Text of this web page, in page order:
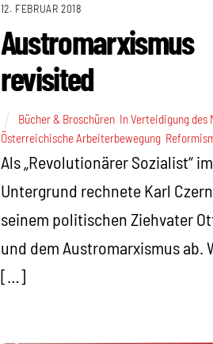
12. FEBRUAR 2018
Austromarxismus
revisited
Bücher & Broschüren, In Verteidigung des
Österreichische Arbeiterbewegung,
Als „Revolutionärer Sozialist“ im
Untergrund rechnete Karl
seinem politischen Ziehvater
und dem Austromarxismus ab.
[…]